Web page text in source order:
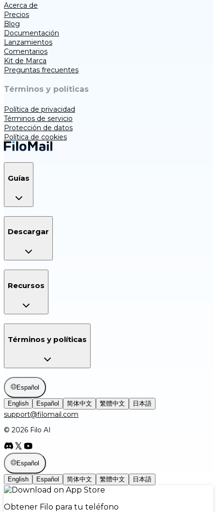
Acerca de
Precios
Blog
Documentación
Lanzamientos
Comentarios
Kit de Marca
Preguntas frecuentes
Términos y políticas
Política de privacidad
Términos de servicio
Protección de datos
Política de cookies
Guías
Descargar
Recursos
Términos y políticas
Español
English Español 简体中文 繁體中文 日本語
support@filomail.com
© 2026 Filo AI
Español
English Español 简体中文 繁體中文 日本語
Obtener Filo para tu teléfono